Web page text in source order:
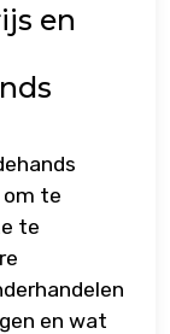
en
om te
te
en wat